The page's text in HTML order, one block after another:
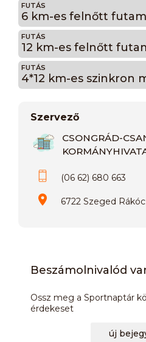
FUTÁS
6 km-es felnőtt futam
FUTÁS
12 km-es felnőtt
FUTÁS
Szervező
CSONGRÁD-
(06 62) 680 663
6722 Szeged
Beszámolnivalód
Ossz meg a Sportnaptár
érdekeset
új